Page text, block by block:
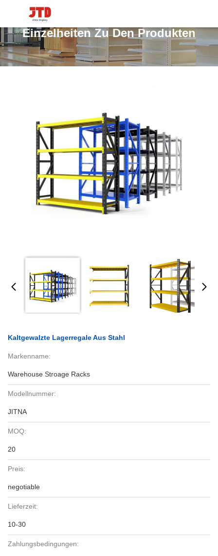
Einzelheiten Zu Den Produkten
Kaltgewalzte Lagerregale Aus Stahl
Markenname:
Warehouse Stroage Racks
Modellnummer:
JITNA
MOQ:
20
Preis:
negotiable
Lieferzeit:
10-30
Zahlungsbedingungen: